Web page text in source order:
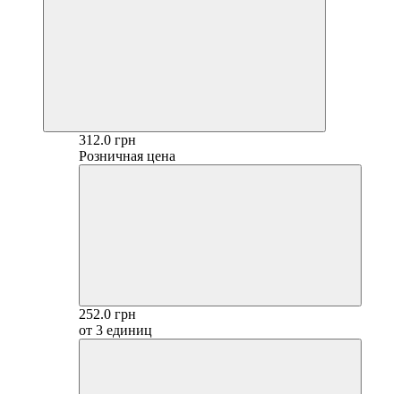
312.0 грн
Розничная цена
252.0 грн
от 3 единиц